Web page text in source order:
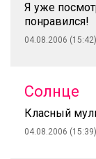
Я уже
понравился!
04.08.2006 (15:42)
Солнце
Класный
04.08.2006 (15:39)